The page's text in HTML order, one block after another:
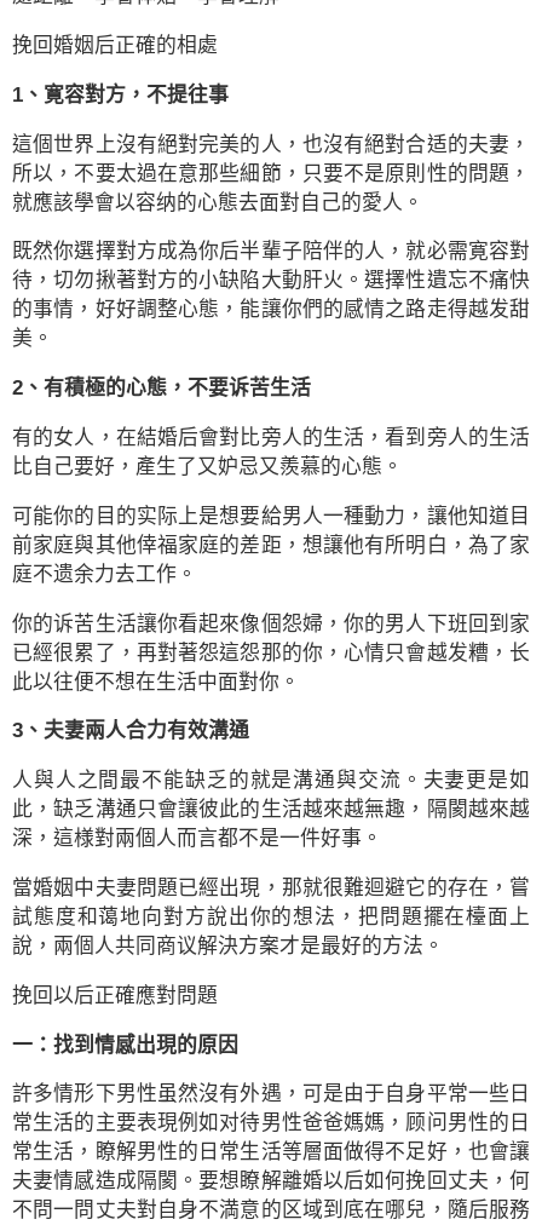
挽回婚姻后正確的相處
1、寛容對方，不提往事
這個世界上沒有絕對完美的人，也沒有絕對合适的夫妻，
所以，不要太過在意那些細節，只要不是原則性的問題，
就應該學會以容纳的心態去面對自己的愛人。
既然你選擇對方成為你后半輩子陪伴的人，就必需寛容對
待，切勿揪著對方的小缺陷大動肝火。選擇性遺忘不痛快
的事情，好好調整心態，能讓你們的感情之路走得越发甜
美。
2、有積極的心態，不要诉苦生活
有的女人，在結婚后會對比旁人的生活，看到旁人的生活
比自己要好，產生了又妒忌又羨慕的心態。
可能你的目的实际上是想要給男人一種動力，讓他知道目
前家庭與其他倖福家庭的差距，想讓他有所明白，為了家
庭不遗余力去工作。
你的诉苦生活讓你看起來像個怨婦，你的男人下班回到家
已經很累了，再對著怨這怨那的你，心情只會越发糟，长
此以往便不想在生活中面對你。
3、夫妻兩人合力有效溝通
人與人之間最不能缺乏的就是溝通與交流。夫妻更是如
此，缺乏溝通只會讓彼此的生活越來越無趣，隔閡越來越
深，這様對兩個人而言都不是一件好事。
當婚姻中夫妻問題已經出現，那就很難迴避它的存在，嘗
試態度和蔼地向對方說出你的想法，把問題擺在檯面上
說，兩個人共同商议解決方案才是最好的方法。
挽回以后正確應對問題
一：找到情感出現的原因
許多情形下男性虽然沒有外遇，可是由于自身平常一些日
常生活的主要表現例如对待男性爸爸媽媽，顾问男性的日
常生活，瞭解男性的日常生活等層面做得不足好，也會讓
夫妻情感造成隔閡。要想瞭解離婚以后如何挽回丈夫，何
不問一問丈夫對自身不満意的区域到底在哪兒，隨后服務